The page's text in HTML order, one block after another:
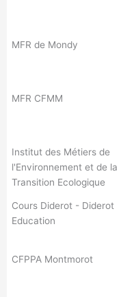
MFR de Mondy
MFR CFMM
Institut des Métiers de
l'Environnement et de la
Transition Ecologique
Cours Diderot - Diderot
Education
CFPPA Montmorot